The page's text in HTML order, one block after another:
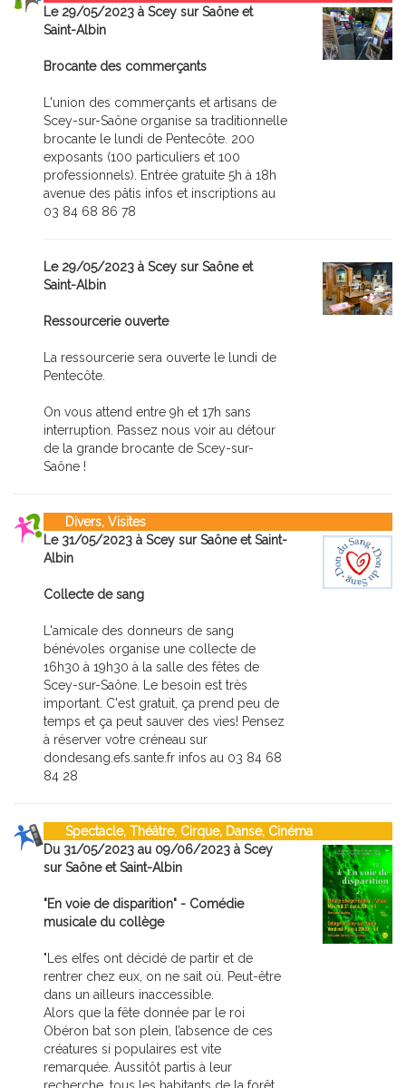
Le 29/05/2023 à Scey sur Saône et
Saint-Albin
Brocante des commerçants
L'union des commerçants et artisans de
Scey-sur-Saône organise sa traditionnelle
brocante le lundi de Pentecôte. 200
exposants (100 particuliers et 100
professionnels). Entrée gratuite 5h à 18h
avenue des pâtis infos et inscriptions au
03 84 68 86 78
Le 29/05/2023 à Scey sur Saône et
Saint-Albin
Ressourcerie ouverte
La ressourcerie sera ouverte le lundi de
Pentecôte.
On vous attend entre 9h et 17h sans
interruption. Passez nous voir au détour
de la grande brocante de Scey-sur-
Saône !
Divers, Visites
Le 31/05/2023 à Scey sur Saône et Saint-
Albin
Collecte de sang
L'amicale des donneurs de sang
bénévoles organise une collecte de
16h30 à 19h30 à la salle des fêtes de
Scey-sur-Saône. Le besoin est très
important. C'est gratuit, ça prend peu de
temps et ça peut sauver des vies! Pensez
à réserver votre créneau sur
dondesang.efs.sante.fr infos au 03 84 68
84 28
Spectacle, Théâtre, Cirque, Danse, Cinéma
Du 31/05/2023 au 09/06/2023 à Scey
sur Saône et Saint-Albin
"En voie de disparition" - Comédie
musicale du collège
"Les elfes ont décidé de partir et de
rentrer chez eux, on ne sait où. Peut-être
dans un ailleurs inaccessible.
Alors que la fête donnée par le roi
Obéron bat son plein, l’absence de ces
créatures si populaires est vite
remarquée. Aussitôt partis à leur